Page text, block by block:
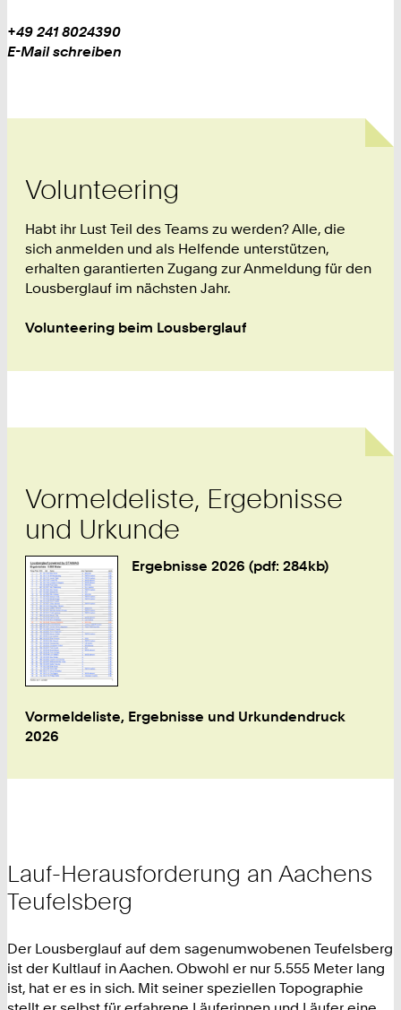
Work
Telefon:
+
+49 241 8024390
Work
E-Mail schreiben
Volunteering
Habt ihr Lust Teil des Teams zu werden? Alle, die
sich anmelden und als Helfende unterstützen,
erhalten garantierten Zugang zur Anmeldung für den
Lousberglauf im nächsten Jahr.
Volunteering beim Lousberglauf
Vormeldeliste, Ergebnisse
und Urkunde
Ergebnisse 2026 (pdf: 284kb)
Vormeldeliste, Ergebnisse und Urkundendruck
2026
Lauf-Herausforderung an Aachens
Teufelsberg
Der Lousberglauf auf dem sagenumwobenen Teufelsberg
ist der Kultlauf in Aachen. Obwohl er nur 5.555 Meter lang
ist, hat er es in sich. Mit seiner speziellen Topographie